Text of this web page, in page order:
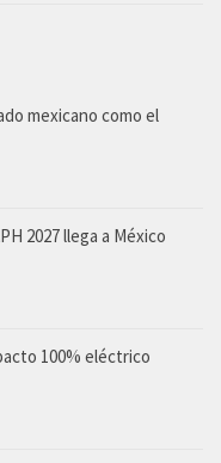
mexicano como el
2027 llega a México
100% eléctrico